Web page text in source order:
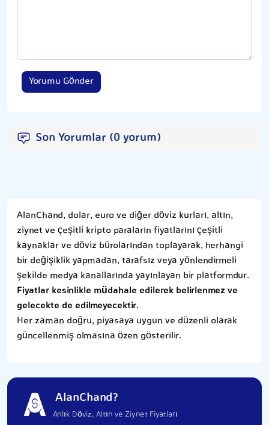
Yorumu Gönder
Son Yorumlar (0 yorum)
AlanChand, dolar, euro ve diğer döviz kurları, altın,
ziynet ve çeşitli kripto paraların fiyatlarını çeşitli
kaynaklar ve döviz bürolarından toplayarak, herhangi
bir değişiklik yapmadan, tarafsız veya yönlendirmeli
şekilde medya kanallarında yayınlayan bir platformdur.
Fiyatlar kesinlikle müdahale edilerek belirlenmez ve
gelecekte de edilmeyecektir.
Her zaman doğru, piyasaya uygun ve düzenli olarak
güncellenmiş olmasına özen gösterilir.
AlanChand?
Anlık Döviz, Altın ve Ziynet Fiyatları